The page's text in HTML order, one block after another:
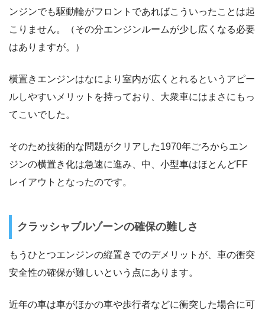
ンジンでも駆動輪がフロントであればこういったことは起
こりません。（その分エンジンルームが少し広くなる必要
はありますが。）
横置きエンジンはなにより室内が広くとれるというアピー
ルしやすいメリットを持っており、大衆車にはまさにもっ
てこいでした。
そのため技術的な問題がクリアした1970年ごろからエン
ジンの横置き化は急速に進み、中、小型車はほとんどFF
レイアウトとなったのです。
クラッシャブルゾーンの確保の難しさ
もうひとつエンジンの縦置きでのデメリットが、車の衝突
安全性の確保が難しいという点にあります。
近年の車は車がほかの車や歩行者などに衝突した場合に可